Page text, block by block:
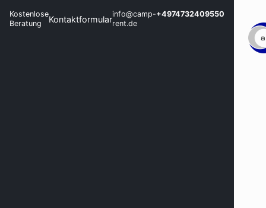
Kostenlose
Beratung
Kontaktformularinfo@camp-
rent.de
+4974732409550